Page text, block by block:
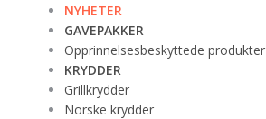
NYHETER
GAVEPAKKER
Opprinnelsesbeskyttede produkter
KRYDDER
Grillkrydder
Norske krydder